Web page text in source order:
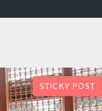
STICKY POST